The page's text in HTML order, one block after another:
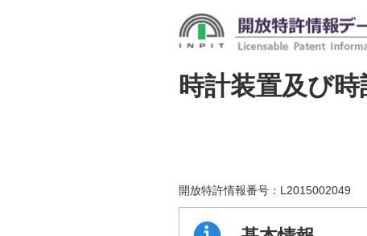
時計装置及び
開放特許情報番号： L2015002049